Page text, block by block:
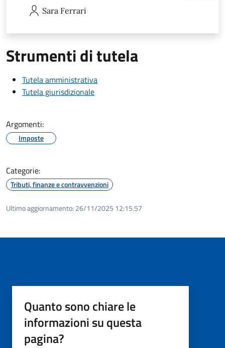
Sara Ferrari
Strumenti di tutela
Tutela amministrativa
Tutela giurisdizionale
Argomenti:
Imposte
Categorie:
Tributi, finanze e contravvenzioni
Ultimo aggiornamento: 26/11/2025 12:15.57
Quanto sono chiare le
informazioni su questa
pagina?